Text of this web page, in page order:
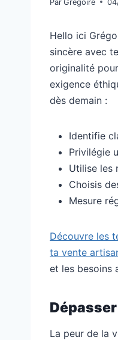
Par Grégoire
Hello ici
sincère avec
originalité
exigence
dès demain :
Identifie
Privilégie
Utilise les
Choisis
Mesure
Découvre les
ta vente
et les besoins
La peur de la